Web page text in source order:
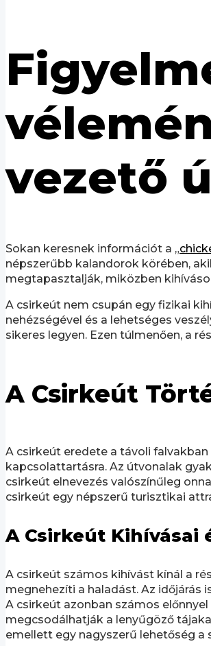
vezető
Sokan keresnek információt a „
népszerűbb kalandorok körében,
megtapasztalják, miközben
A csirkeút nem csupán egy fizikai
nehézségével és a lehetséges
sikeres legyen. Ezen túlmenően, a
A Csirkeút
A csirkeút eredete a távoli
kapcsolattartásra. Az útvonalak
csirkeút elnevezés valószínűleg
csirkeút egy népszerű turisztikai
A Csirkeút Kihívásai
A csirkeút számos kihívást kínál a
megnehezíti a haladást. Az időjárás
A csirkeút azonban számos
megcsodálhatják a lenyűgöző
emellett egy nagyszerű lehetőség a